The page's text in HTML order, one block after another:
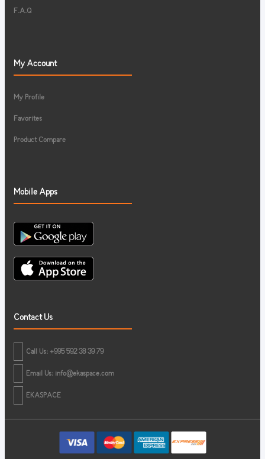
F.A.Q
My Account
My Profile
Favorites
Product Compare
Mobile Apps
Contact Us
Call Us: +995 592 38 39 79
Email Us: info@ekaspace.com
EKASPACE